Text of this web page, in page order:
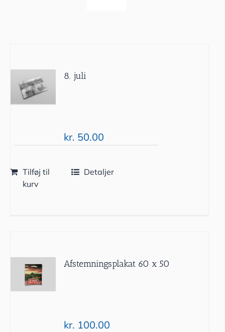
8. juli
kr. 50.00
Tilføj til
kurv
Detaljer
Afstemningsplakat 60 x 50
kr. 100.00